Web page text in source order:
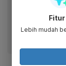
Dapatkan
fitur menarikFitur
Lebih mudah